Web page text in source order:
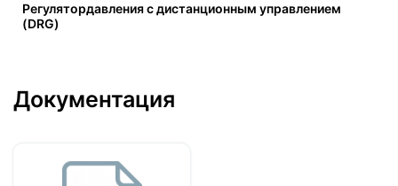
Регулятордавления с дистанционным управлением
(DRG)
Документация